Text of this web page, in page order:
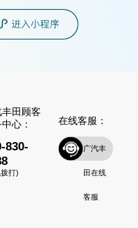
丰田顾客
心：
830-
打)
在线客服：
广汽丰
田在线
客服